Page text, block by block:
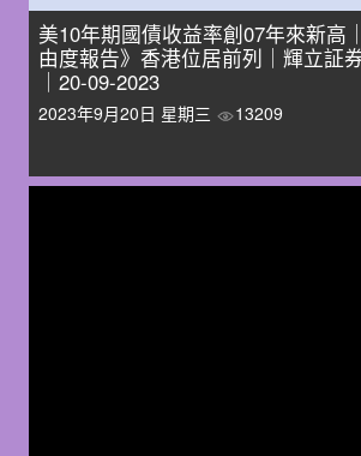
美10年期國債收益率創07年來新高
由度報告》香港位居前列｜輝立証
｜20-09-2023
2023年9月20日 星期三 13209